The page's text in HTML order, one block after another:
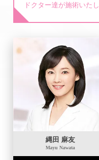
ドクター達が施術いたし
縄田 麻友
Mayu Nawata